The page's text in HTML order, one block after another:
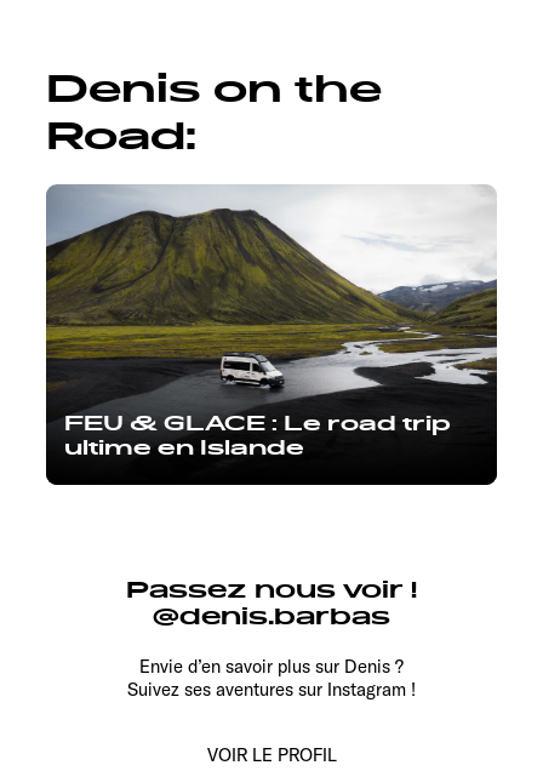
Denis on the
Road:
FEU & GLACE : Le road trip
ultime en Islande
Passez nous voir !
@denis.barbas
Envie d’en savoir plus sur Denis ?
Suivez ses aventures sur Instagram !
VOIR LE PROFIL